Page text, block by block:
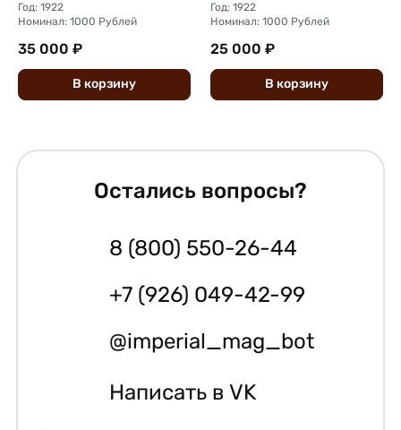
Год: 1922
Номинал: 1000 Рублей
35 000 ₽
В корзину
Год: 1922
Номинал: 1000 Рублей
25 000 ₽
В корзину
Остались вопросы?
8 (800) 550-26-44
+7 (926) 049-42-99
@imperial_mag_bot
Написать в VK